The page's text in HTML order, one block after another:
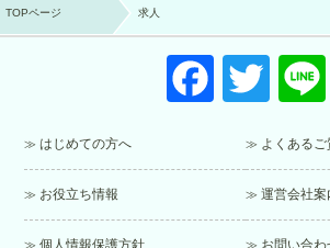
TOPページ 求人
F
a
e
b
T
wi
tt
er
はじめての方へ よくあるご
お役立ち情報 運営会社案
個人情報保護方針 お問い合わ